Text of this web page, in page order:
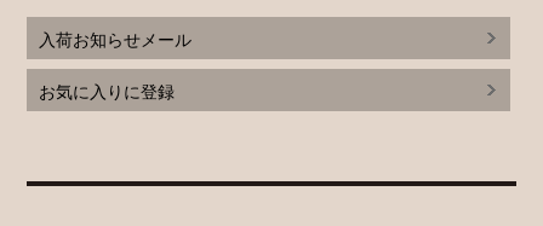
入荷お知らせメール
お気に入りに登録